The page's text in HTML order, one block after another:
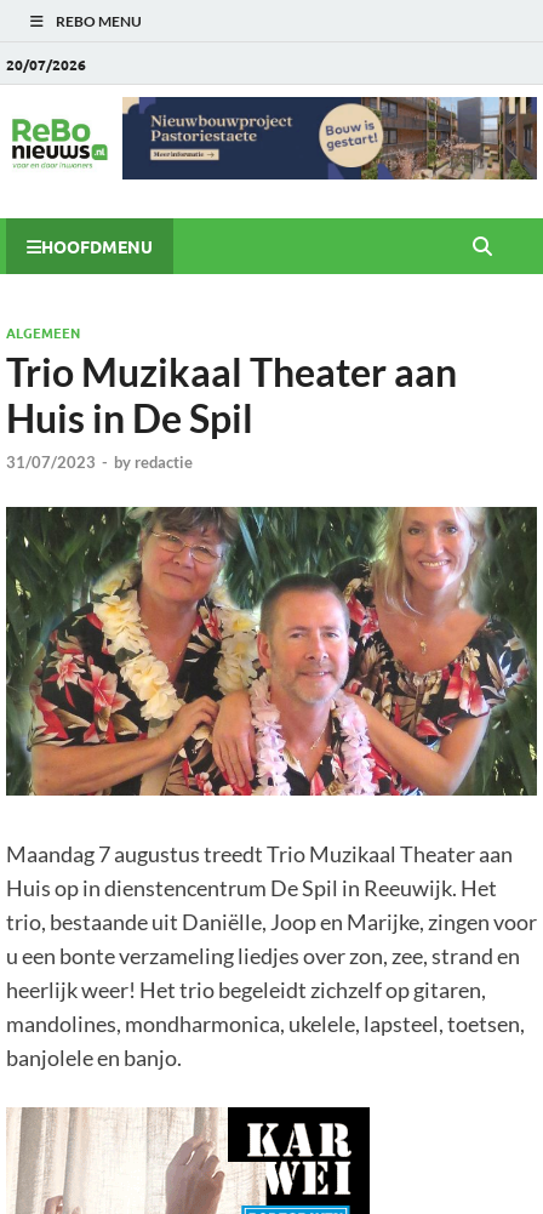
REBO MENU
20/07/2026
HOOFDMENU
ALGEMEEN
Trio Muzikaal Theater aan
Huis in De Spil
31/07/2023 - by redactie
Maandag 7 augustus treedt Trio Muzikaal Theater aan
Huis op in dienstencentrum De Spil in Reeuwijk. Het
trio, bestaande uit Daniëlle, Joop en Marijke, zingen voor
u een bonte verzameling liedjes over zon, zee, strand en
heerlijk weer! Het trio begeleidt zichzelf op gitaren,
mandolines, mondharmonica, ukelele, lapsteel, toetsen,
banjolele en banjo.